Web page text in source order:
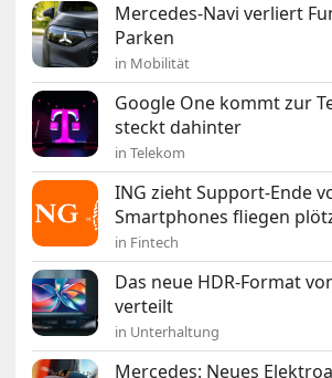
Mercedes-Navi verliert
Parken
in Mobilität
Google One kommt zur
steckt dahinter
in Telekom
ING zieht Support-Ende
Smartphones fliegen
in Fintech
Das neue HDR-Format
verteilt
in Unterhaltung
Mercedes: Neues